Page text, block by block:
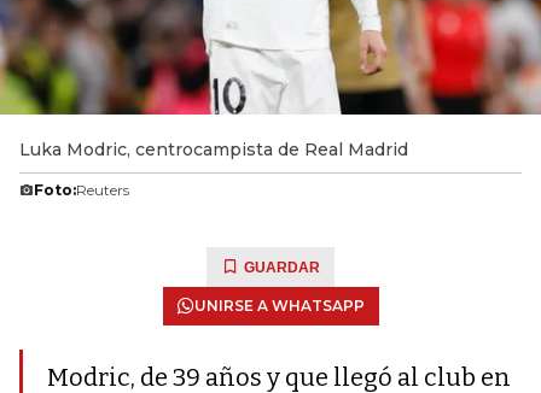
Luka Modric, centrocampista de Real Madrid
Foto:Reuters
GUARDAR
UNIRSE A WHATSAPP
Modric, de 39 años y que llegó al club en